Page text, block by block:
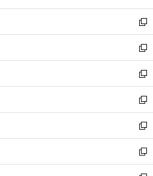
開
く
ウ
で
開
く
ン
ド
ウ
で
開
く
し
い
ウ
ィ
ン
ド
ウ
で
開
く
新
し
い
ウ
ィ
ン
ド
ウ
で
開
く
新
し
い
ウ
ィ
ン
ド
ウ
で
開
新
し
い
ウ
ィ
ン
ド
ウ
新
し
い
ウ
ィ
ン
新
し
い
ウ
新
し